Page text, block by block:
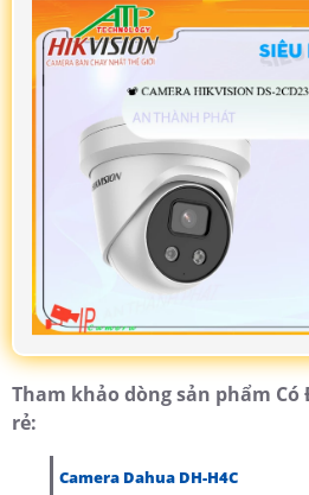
Tham khảo dòng sản phẩm Có
rẻ:
Camera Dahua DH-H4C